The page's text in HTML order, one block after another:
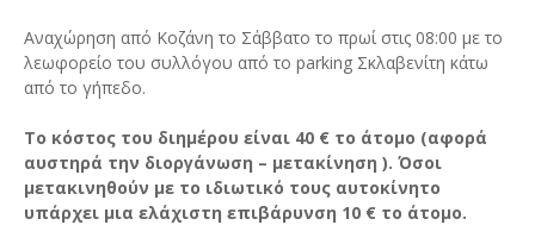
Αναχώρηση από Κοζάνη το Σάββατο το πρωί στις 08:00 με το
λεωφορείο του συλλόγου από το parking Σκλαβενίτη κάτω
από το γήπεδο.
Το κόστος του διημέρου είναι 40 € το άτομο (αφορά
αυστηρά την διοργάνωση – μετακίνηση ). Όσοι
μετακινηθούν με το ιδιωτικό τους αυτοκίνητο
υπάρχει μια ελάχιστη επιβάρυνση 10 € το άτομο.